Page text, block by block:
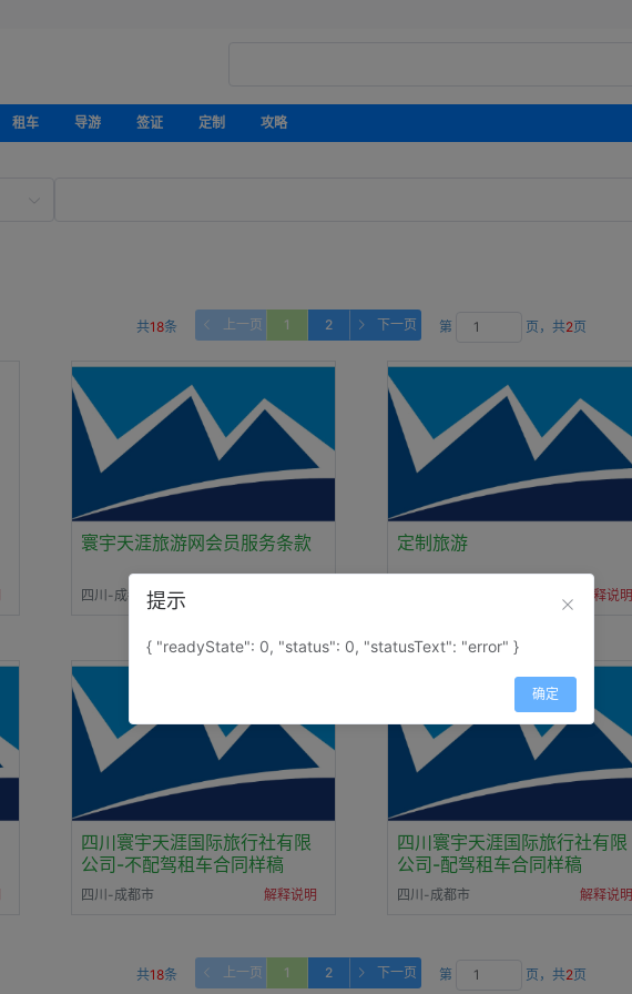
租车 导游 签证 定制 攻略
共18条 上一页 1 2 下一页 第 页，共2页
寰宇天涯旅游网会员服务条款
四川-成都市
定制旅游
解释说明
四川寰宇天涯国际旅行社有限
公司-不配驾租车合同样稿
四川-成都市 解释说明
四川寰宇天涯国际旅行社有限
公司-配驾租车合同样稿
四川-成都市 解释说明
共18条 上一页 1 2 下一页 第 页，共2页
提示
{ "readyState": 0, "status": 0, "statusText": "error" }
确定